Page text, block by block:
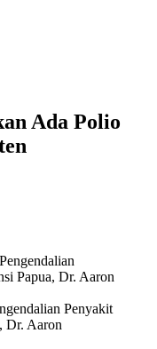
Ada Polio
Penyakit
Dr. Aaron